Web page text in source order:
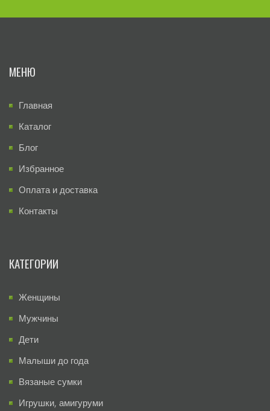
МЕНЮ
Главная
Каталог
Блог
Избранное
Оплата и доставка
Контакты
КАТЕГОРИИ
Женщины
Мужчины
Дети
Малыши до года
Вязаные сумки
Игрушки, амигуруми